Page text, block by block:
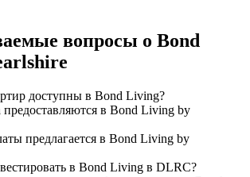
вопросы о Bond
доступны в Bond Living?
предоставляются в Bond Living by
предлагается в Bond Living by
в Bond Living в DLRC?